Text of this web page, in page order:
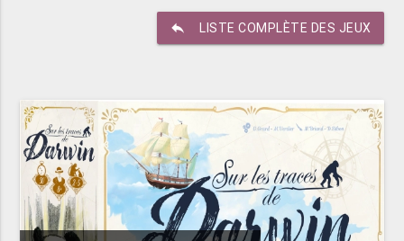
reply LISTE COMPLÈTE DES JEUX